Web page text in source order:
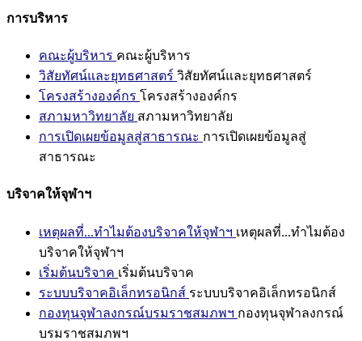
การบริหาร
คณะผู้บริหาร คณะผู้บริหาร
วิสัยทัศน์และยุทธศาสตร์ วิสัยทัศน์และยุทธศาสตร์
โครงสร้างองค์กร โครงสร้างองค์กร
สภามหาวิทยาลัย สภามหาวิทยาลัย
การเปิดเผยข้อมูลสู่สาธารณะ การเปิดเผยข้อมูลสู่
สาธารณะ
บริจาคให้จุฬาฯ
เหตุผลที่...ทำไมต้องบริจาคให้จุฬาฯ เหตุผลที่...ทำไมต้อง
บริจาคให้จุฬาฯ
เริ่มต้นบริจาค เริ่มต้นบริจาค
ระบบบริจาคอิเล็กทรอนิกส์ ระบบบริจาคอิเล็กทรอนิกส์
กองทุนจุฬาลงกรณ์บรมราชสมภพฯ กองทุนจุฬาลงกรณ์
บรมราชสมภพฯ